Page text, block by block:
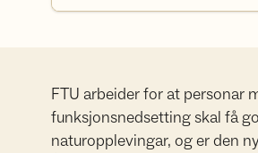
FTU arbeider for at personar
funksjonsnedsetting skal få
naturopplevingar, og er den